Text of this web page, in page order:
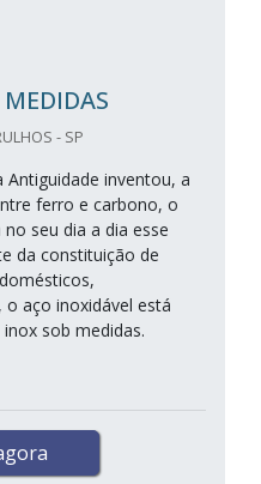
- SP
inventou, a
ferro e carbono, o
seu dia a dia esse
da constituição de
aço inoxidável está
sob medidas.